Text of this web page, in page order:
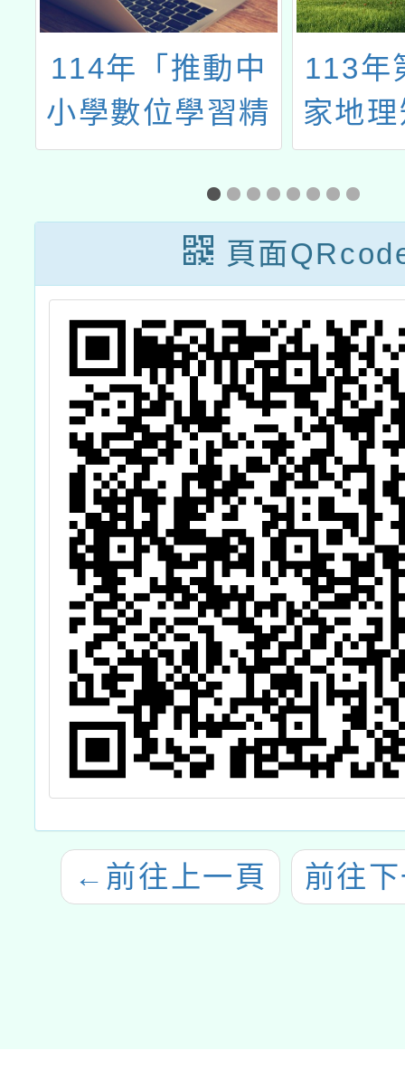
「推動中
位學習精
」教師增
作坊-
」
113年第20屆
家地理知識大
賽
頁面
← 前往上一頁 前往